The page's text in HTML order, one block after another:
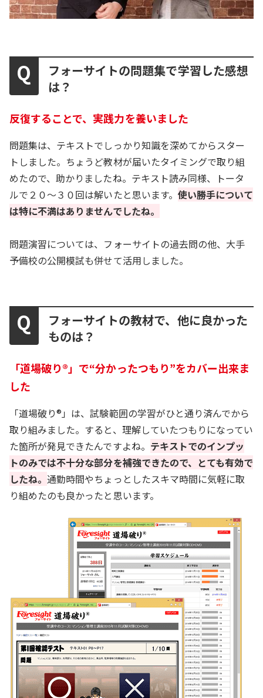
フォーサイトの問題集で学習した感想
は？
反復することで、実践力を養いました
問題集は、テキストでしっかり知識を深めてからスター
トしました。ちょうど教材が届いたタイミングで取り組
めたので、助かりましたね。テキスト読み同様、トータ
ルで２０〜３０回は解いたと思います。 使い勝手について
は特に不満はありませんでしたね。
問題演習については、フォーサイトの過去問の他、大手
予備校の公開模試も併せて活用しました。
フォーサイトの教材で、他に良かった
ものは？
「道場破り®」で“分かったつもり”をカバー出来ま
した
「道場破り®」は、試験範囲の学習がひと通り済んでから
取り組みました。すると、理解していたつもりになってい
た箇所が発見できたんですよね。 テキストでのインプッ
トのみでは不十分な部分を補強できたので、とても有効で
したね。通勤時間やちょっとしたスキマ時間に気軽に取
り組めたのも良かったと思います。